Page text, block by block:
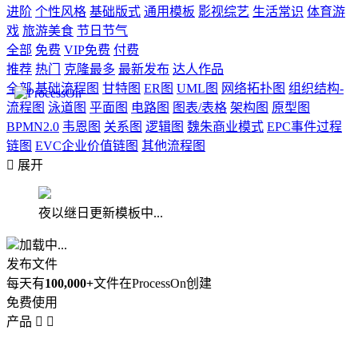
进阶 个性风格 基础版式 通用模板 影视综艺 生活常识 体育游
戏 旅游美食 节日节气
全部 免费 VIP免费 付费
推荐 热门 克隆最多 最新发布 达人作品
全部 基础流程图 甘特图 ER图 UML图 网络拓扑图 组织结构-
流程图 泳道图 平面图 电路图 图表/表格 架构图 原型图
BPMN2.0 韦恩图 关系图 逻辑图 魏朱商业模式 EPC事件过程
链图 EVC企业价值链图 其他流程图
 展开
夜以继日更新模板中...
加载中...
发布文件
每天有100,000+文件在ProcessOn创建
免费使用
产品  